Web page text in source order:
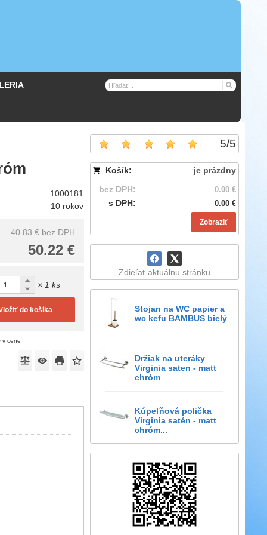
5/5
Košík:
je prázdny
bez DPH:
0.00 €
s DPH: 0.00 €
Zobraziť
Zdieľať aktuálnu stránku
Stojan na WC papier a
wc kefu BAMBUS bielý
Držiak na uteráky
Virginia saten - matt
chróm
Kúpeľňová polička
Virginia satén - matt
chróm...
1000181
10 rokov
40.83 € bez DPH
50.22 €
× 1 ks
do košíka
v cene